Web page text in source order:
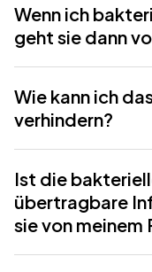
Wenn ich
geht sie dann
Wie kann ich
verhindern?
Ist die
übertragbare
sie von meinem